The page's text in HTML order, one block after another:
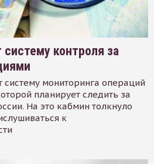
контроля за
систему мониторинга операций
планирует следить за
На это кабмин толкнуло
к